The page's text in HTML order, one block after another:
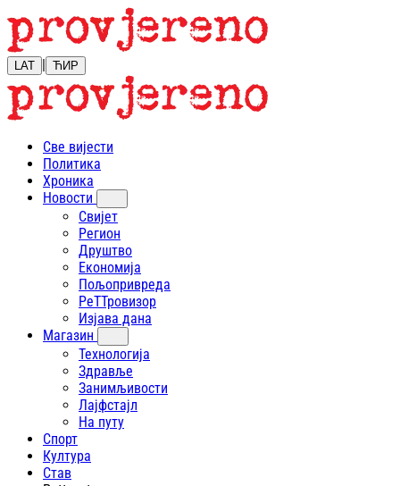
LAT | ЋИР
Све вијести
Политика
Хроника
Новости
Свијет
Регион
Друштво
Економија
Пољопривреда
РеТТровизор
Изјава дана
Магазин
Технологија
Здравље
Занимљивости
Лајфстajл
На путу
Спорт
Култура
Став